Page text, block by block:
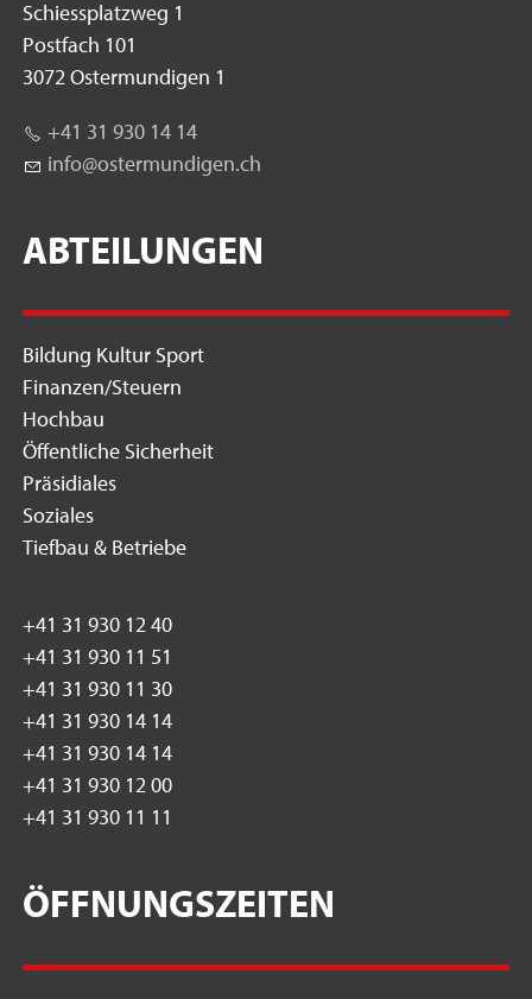
Schiessplatzweg 1
Postfach 101
3072 Ostermundigen 1
+41 31 930 14 14
nf
st rm nd g n ch
ABTEILUNGEN
Bildung Kultur Sport
Finanzen/Steuern
Hochbau
Öffentliche Sicherheit
Präsidiales
Soziales
Tiefbau & Betriebe
+41 31 930 12 40
+41 31 930 11 51
+41 31 930 11 30
+41 31 930 14 14
+41 31 930 14 14
+41 31 930 12 00
+41 31 930 11 11
ÖFFNUNGSZEITEN